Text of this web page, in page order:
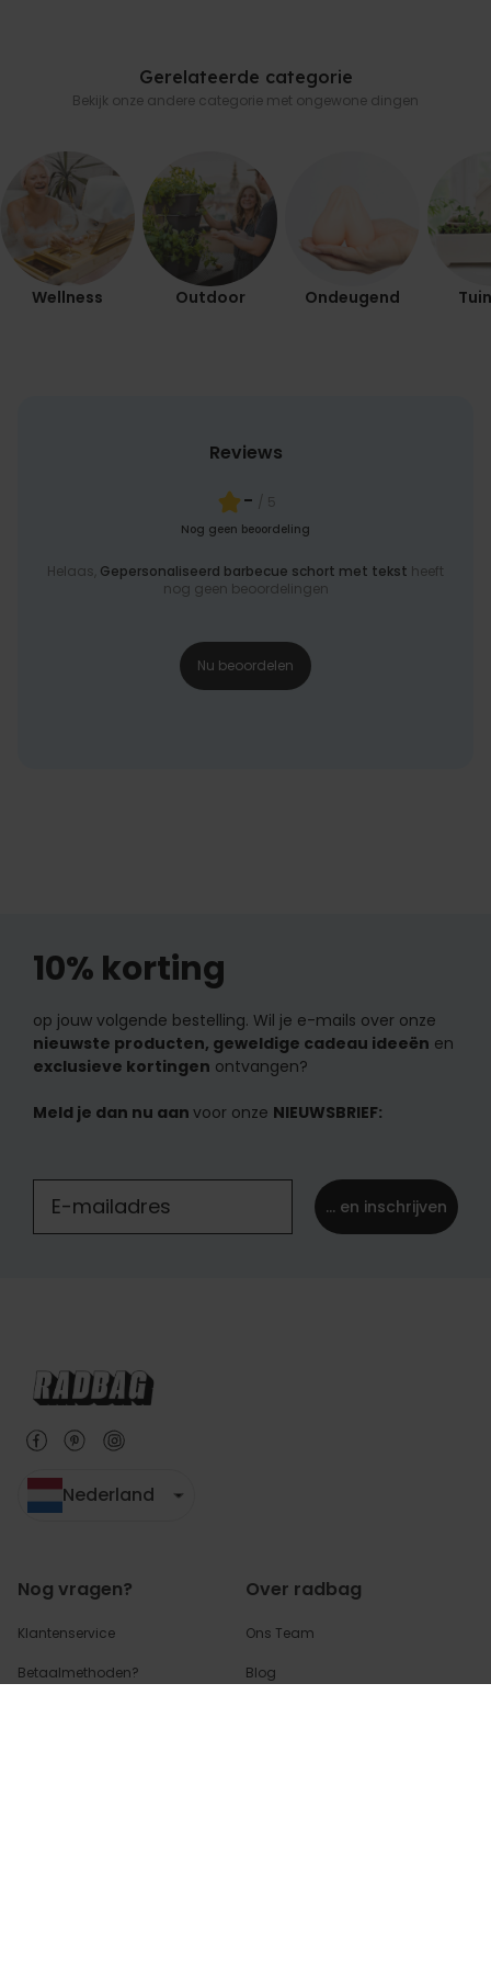
Gerelateerde categorie
Bekijk onze andere categorie met ongewone dingen
Wellness Outdoor Ondeugend
Reviews
- / 5
Nog geen beoordeling
Helaas, Gepersonaliseerd barbecue schort met tekst heeft
nog geen beoordelingen
Nu beoordelen
10% korting
op jouw volgende bestelling. Wil je e-mails over onze
nieuwste producten, geweldige cadeau ideeën en
exclusieve kortingen ontvangen?
Meld je dan nu aan voor onze NIEUWSBRIEF:
... en inschrijven
Nederland
Nog vragen?
Klantenservice
Betaalmethoden?
Over radbag
Ons Team
Blog